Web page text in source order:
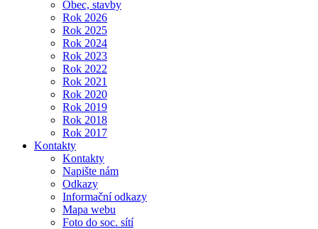
Obec, stavby
Rok 2026
Rok 2025
Rok 2024
Rok 2023
Rok 2022
Rok 2021
Rok 2020
Rok 2019
Rok 2018
Rok 2017
Kontakty
Kontakty
Napište nám
Odkazy
Informační odkazy
Mapa webu
Foto do soc. sítí